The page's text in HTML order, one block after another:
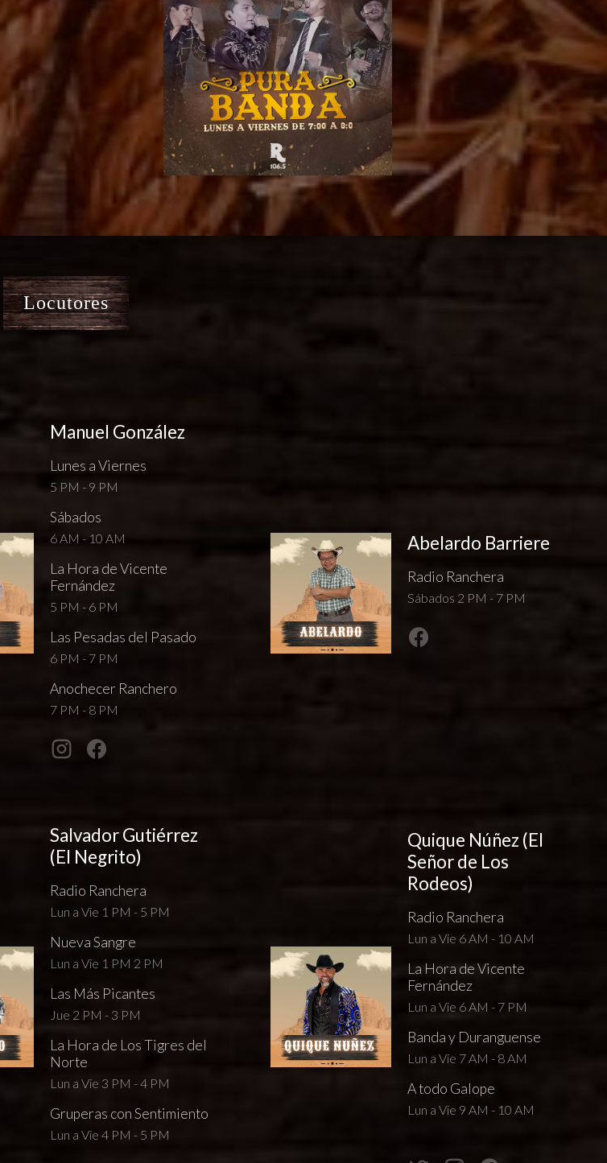
Locutores
Manuel González
Lunes a Viernes
5 PM - 9 PM
Sábados
6 AM - 10 AM
La Hora de Vicente
Fernández
5 PM - 6 PM
Las Pesadas del Pasado
6 PM - 7 PM
Anochecer Ranchero
7 PM - 8 PM
Abelardo Barriere
Radio Ranchera
Sábados 2 PM - 7 PM
Salvador Gutiérrez
(El Negrito)
Radio Ranchera
Lun a Vie 1 PM - 5 PM
Nueva Sangre
Lun a Vie 1 PM 2 PM
Las Más Picantes
Jue 2 PM - 3 PM
La Hora de Los Tigres del
Norte
Lun a Vie 3 PM - 4 PM
Gruperas con Sentimiento
Lun a Vie 4 PM - 5 PM
Quique Núñez (El
Señor de Los
Rodeos)
Radio Ranchera
Lun a Vie 6 AM - 10 AM
La Hora de Vicente
Fernández
Lun a Vie 6 AM - 7 PM
Banda y Duranguense
Lun a Vie 7 AM - 8 AM
A todo Galope
Lun a Vie 9 AM - 10 AM